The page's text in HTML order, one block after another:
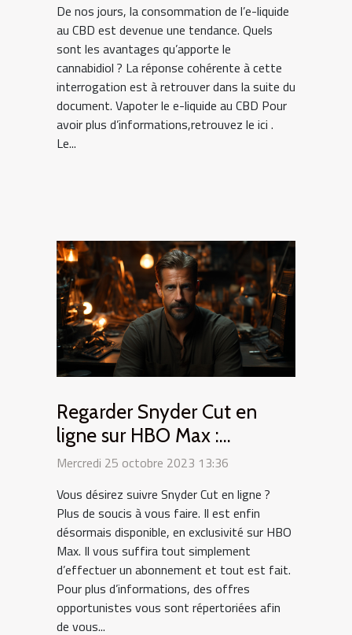
De nos jours, la consommation de l’e-liquide
au CBD est devenue une tendance. Quels
sont les avantages qu’apporte le
cannabidiol ? La réponse cohérente à cette
interrogation est à retrouver dans la suite du
document. Vapoter le e-liquide au CBD Pour
avoir plus d’informations,retrouvez le ici .
Le...
Regarder Snyder Cut en
ligne sur HBO Max :
comment s’y prendre ?
Mercredi 25 octobre 2023 13:36
Vous désirez suivre Snyder Cut en ligne ?
Plus de soucis à vous faire. Il est enfin
désormais disponible, en exclusivité sur HBO
Max. Il vous suffira tout simplement
d’effectuer un abonnement et tout est fait.
Pour plus d’informations, des offres
opportunistes vous sont répertoriées afin
de vous...